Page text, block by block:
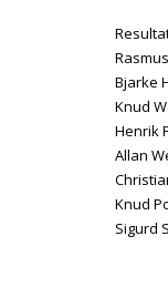
Bjarke
Knud
Henrik
Allan
Knud
Sigurd